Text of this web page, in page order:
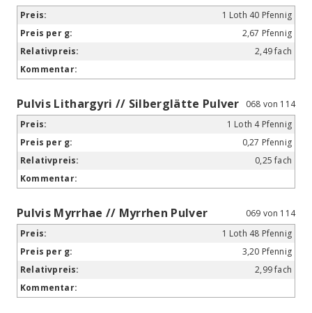
1 Loth 40 Pfennig
2,67 Pfennig
2,49 fach
Pulvis Lithargyri // Silberglätte Pulver
068 von 114
1 Loth 4 Pfennig
0,27 Pfennig
0,25 fach
Pulvis Myrrhae // Myrrhen Pulver
069 von 114
1 Loth 48 Pfennig
3,20 Pfennig
2,99 fach